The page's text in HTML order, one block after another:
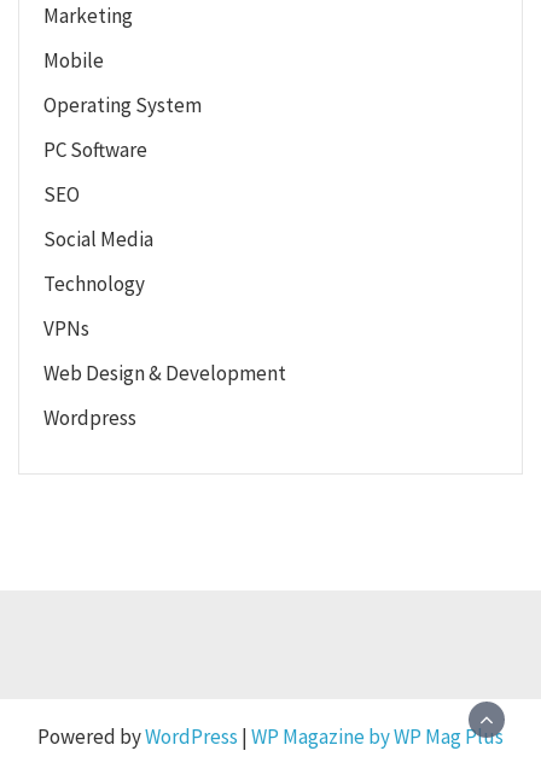
Marketing
Mobile
Operating System
PC Software
SEO
Social Media
Technology
VPNs
Web Design & Development
Wordpress
Powered byWordPress |WP Magazine by WP Mag Plus